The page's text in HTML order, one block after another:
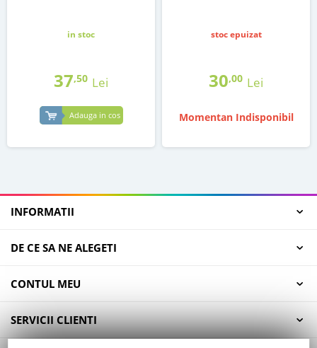
in stoc
37,50 Lei
Adauga in cos
stoc epuizat
30,00 Lei
Momentan Indisponibil
INFORMATII
DE CE SA NE ALEGETI
CONTUL MEU
SERVICII CLIENTI